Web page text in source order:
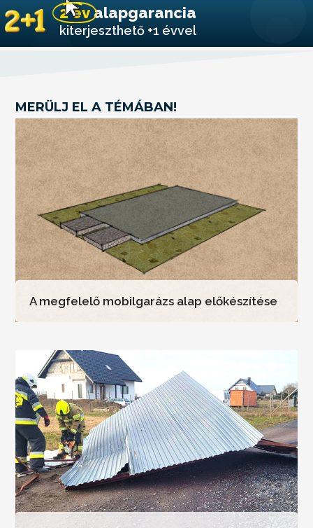
2 évalapgarancia
kiterjeszthető +1 évvel
MERÜLJ EL A TÉMÁBAN!
A megfelelő mobilgarázs alap előkészítése